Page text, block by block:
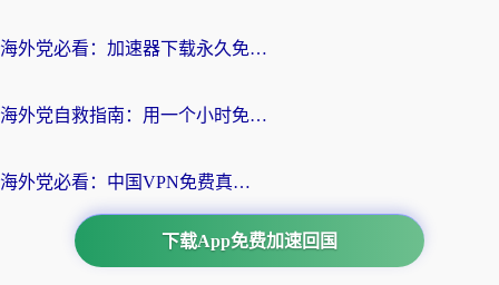
海外党必看：加速器下载永久免费版真的存在吗？教你无缝访问国内资源的正确姿势
海外党自救指南：用一个小时免费加速器，轻松打破国内资源访问壁垒？
海外党必看：中国VPN免费真的靠谱吗？手把手教你选对回国加速器
下载App免费加速回国